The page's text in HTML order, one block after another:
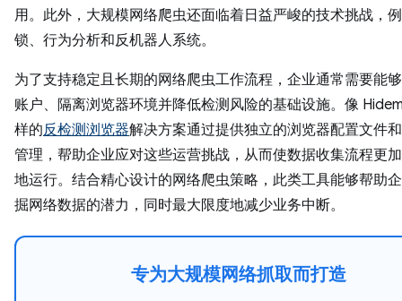
用。此外，大规模网络爬虫还面临着日益严峻的技术挑战，
锁、行为分析和反机器人系统。
为了支持稳定且长期的网络爬虫工作流程，企业通常需要能
账户、隔离浏览器环境并降低检测风险的基础设施。像
样的反检测浏览器解决方案通过提供独立的浏览器配置文件
管理，帮助企业应对这些运营挑战，从而使数据收集流程更
地运行。结合精心设计的网络爬虫策略，此类工具能够帮助
掘网络数据的潜力，同时最大限度地减少业务中断。
专为大规模网络抓取而打造